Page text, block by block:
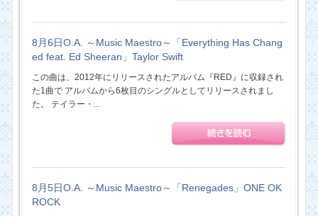
8月6日O.A. ～Music Maestro～「Everything Has Chang
ed feat. Ed Sheeran」Taylor Swift
この曲は、2012年にリリースされたアルバム『RED』に収録され
た1曲で アルバムから6枚目のシングルとしてリリースされまし
た。 テイラー・...
8月5日O.A. ～Music Maestro～「Renegades」ONE OK
ROCK